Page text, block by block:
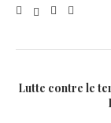
Lutte contre le